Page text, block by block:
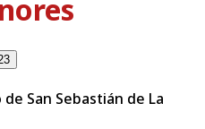
San Sebastián de La